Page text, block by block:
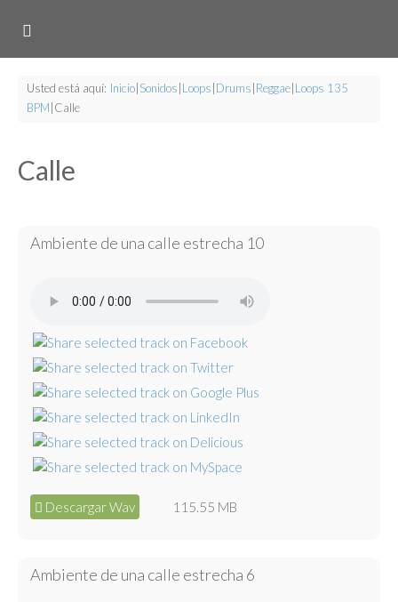
Usted está aquí: Inicio Sonidos Loops Drums Reggae Loops 135
BPM Calle
Calle
Ambiente de una calle estrecha 10
Descargar Wav 115.55 MB
Ambiente de una calle estrecha 6